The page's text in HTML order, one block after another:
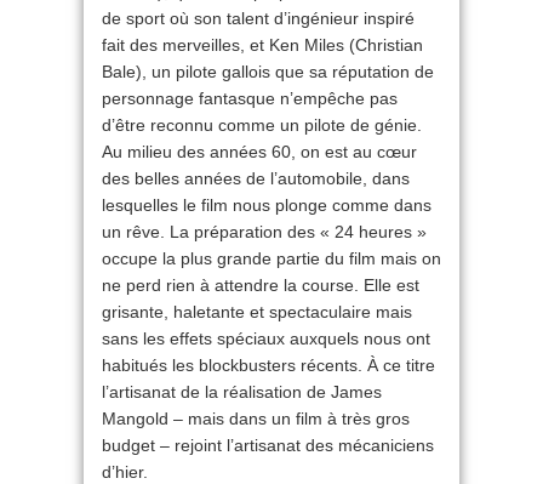
de sport où son talent d’ingénieur inspiré
fait des merveilles, et Ken Miles (Christian
Bale), un pilote gallois que sa réputation de
personnage fantasque n’empêche pas
d’être reconnu comme un pilote de génie.
Au milieu des années 60, on est au cœur
des belles années de l’automobile, dans
lesquelles le film nous plonge comme dans
un rêve. La préparation des « 24 heures »
occupe la plus grande partie du film mais on
ne perd rien à attendre la course. Elle est
grisante, haletante et spectaculaire mais
sans les effets spéciaux auxquels nous ont
habitués les blockbusters récents. À ce titre
l’artisanat de la réalisation de James
Mangold – mais dans un film à très gros
budget – rejoint l’artisanat des mécaniciens
d’hier.